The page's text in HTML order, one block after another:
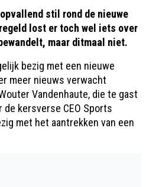
stil rond de nieuwe
lost er toch wel iets over
maar ditmaal niet.
bezig met een nieuwe
meer nieuws verwacht
Vandenhaute, die te gast
de kersverse CEO Sports
met het aantrekken van een